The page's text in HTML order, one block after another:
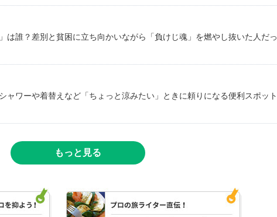
は誰？差別と貧困に立ち向かいながら「負けじ魂」を燃やし抜いた人だっ
ャワーや着替えなど「ちょっと涼みたい」ときに頼りになる便利スポット
もっと見る